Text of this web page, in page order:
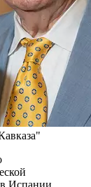
Испании